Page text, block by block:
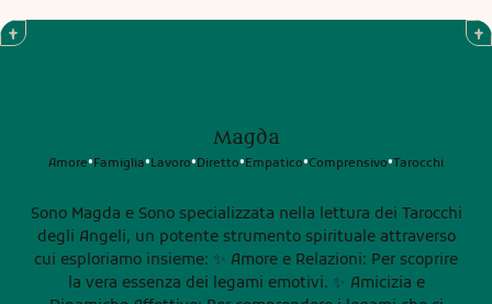
Magda
Amore•Famiglia•Lavoro•Diretto•Empatico•Comprensivo•Tarocchi
Sono Magda e Sono specializzata nella lettura dei Tarocchi
degli Angeli, un potente strumento spirituale attraverso
cui esploriamo insieme: ✨ Amore e Relazioni: Per scoprire
la vera essenza dei legami emotivi. ✨ Amicizia e